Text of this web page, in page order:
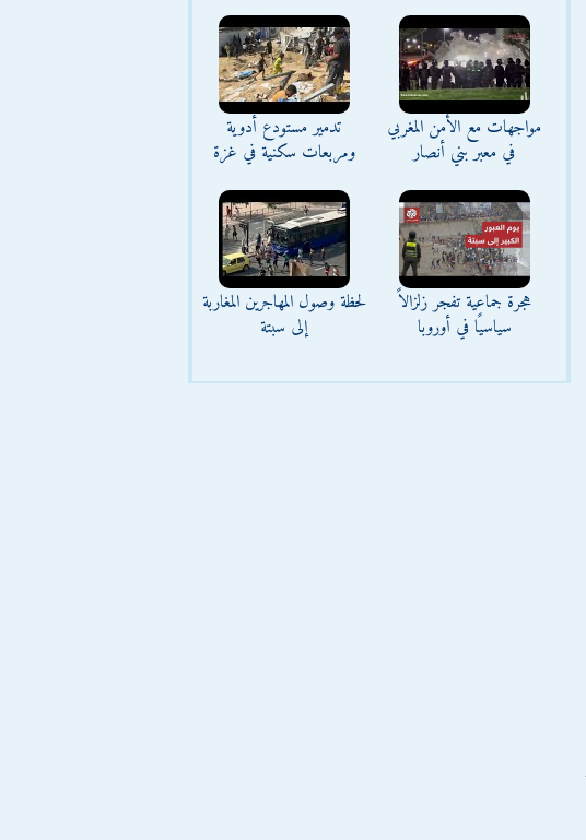
مواجهات مع الأمن المغربي
في معبر بني أنصار
تدمير مستودع أدوية
ومربعات سكنية في غزة
هجرة جماعية تفجر زلزالاً
سياسيًا في أوروبا
لحظة وصول المهاجرين المغاربة
إلى سبتة